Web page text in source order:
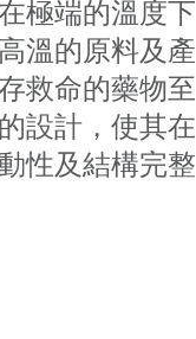
極端的溫度下
溫的原料及產
救命的藥物至
設計，使其在
性及結構完整